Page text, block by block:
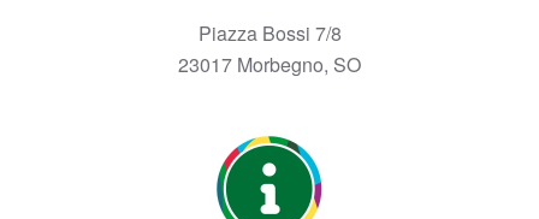
Piazza Bossi 7/8
23017 Morbegno, SO